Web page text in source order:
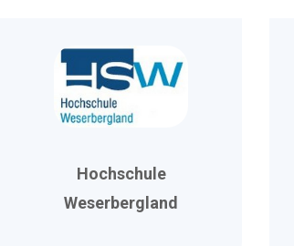
Hochschule
Weserbergland